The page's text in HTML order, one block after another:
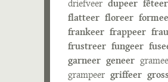
driefveer dupeer fêteer
flatteer floreer
frankeer frappeer
frustreer fungeer
garneer geneer
grampeer griffeer